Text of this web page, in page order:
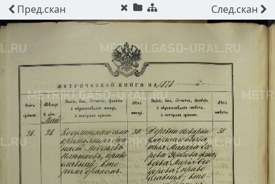
Пред.скан След.скан